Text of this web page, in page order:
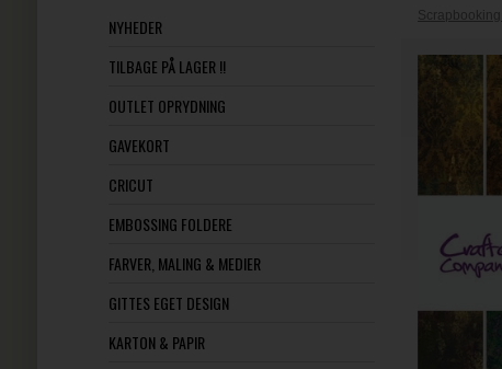
NYHEDER
TILBAGE PÅ LAGER !!
OUTLET OPRYDNING
GAVEKORT
CRICUT
EMBOSSING FOLDERE
FARVER, MALING & MEDIER
GITTES EGET DESIGN
KARTON & PAPIR